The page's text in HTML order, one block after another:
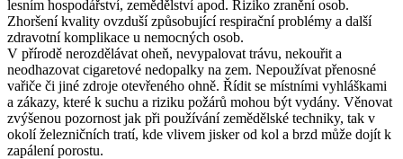
lesním hospodářství, zemědělství apod. Riziko zranění osob.
Zhoršení kvality ovzduší způsobující respirační problémy a další
zdravotní komplikace u nemocných osob.
V přírodě nerozdělávat oheň, nevypalovat trávu, nekouřit a
neodhazovat cigaretové nedopalky na zem. Nepoužívat přenosné
vařiče či jiné zdroje otevřeného ohně. Řídit se místními vyhláškami
a zákazy, které k suchu a riziku požárů mohou být vydány. Věnovat
zvýšenou pozornost jak při používání zemědělské techniky, tak v
okolí železničních tratí, kde vlivem jisker od kol a brzd může dojít k
zapálení porostu.